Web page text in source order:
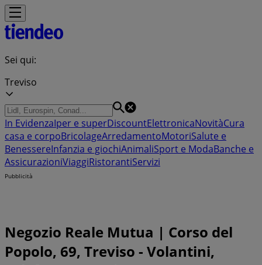
Sei qui:
Treviso
In EvidenzaIper e superDiscountElettronicaNovitàCura
casa e corpoBricolageArredamentoMotoriSalute e
BenessereInfanzia e giochiAnimaliSport e ModaBanche e
AssicurazioniViaggiRistorantiServizi
Pubblicità
Negozio Reale Mutua | Corso del
Popolo, 69, Treviso - Volantini,